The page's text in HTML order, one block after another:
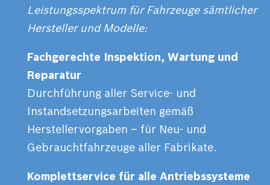
Leistungsspektrum für Fahrzeuge sämtlicher
Hersteller und Modelle:
Fachgerechte Inspektion, Wartung und
Reparatur
Durchführung aller Service- und
Instandsetzungsarbeiten gemäß
Herstellervorgaben – für Neu- und
Gebrauchtfahrzeuge aller Fabrikate.
Komplettservice für alle Antriebssysteme